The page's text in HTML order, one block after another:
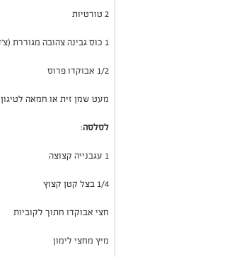
2 טורטיות
1 כוס גבינה צהובה מגוררת (צ׳דר / מוצרלה / גאודה)
1/2 אבוקדו פרוס
מעט שמן זית או חמאה לטיגון
לסלסה:
1 עגבנייה קצוצה
1/4 בצל קטן קצוץ
חצי אבוקדו חתוך לקוביות
מיץ מחצי לימון